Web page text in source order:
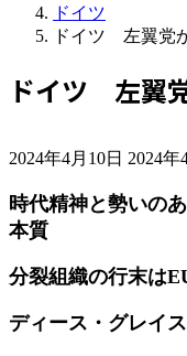
ドイツ
ドイツ 左翼党
ドイツ 左翼
2024年4月10日 終
新
:
2024年
時代精神と勢いの
本質
分裂組織の行末は
ディース・グレイス